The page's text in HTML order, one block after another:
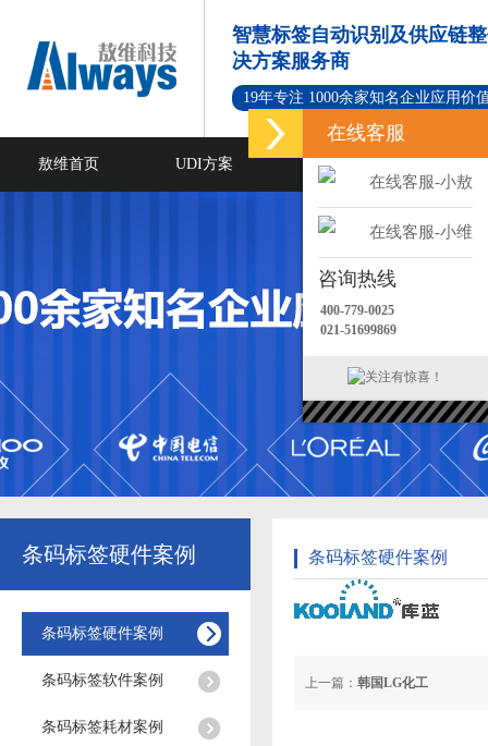
智慧标签自动识别及供应链
决方案服务商
19年专注 1000余家知名企业应用价
敖维首页 UDI方案 标签打印软件
条码标签硬件案例
条码标签硬件案例
条码标签软件案例
条码标签耗材案例
条码标签硬件案例
上一篇： 韩国LG化工
在线客服
在线客服-小敖
在线客服-小维
咨询热线
400-779-0025
021-51699869
关注有惊喜！